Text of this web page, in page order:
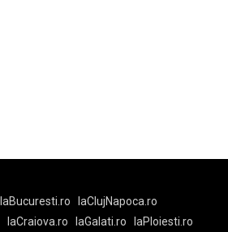
laBucuresti.ro
laClujNapoca.ro
laCraiova.ro laGalati.ro laPloiesti.ro